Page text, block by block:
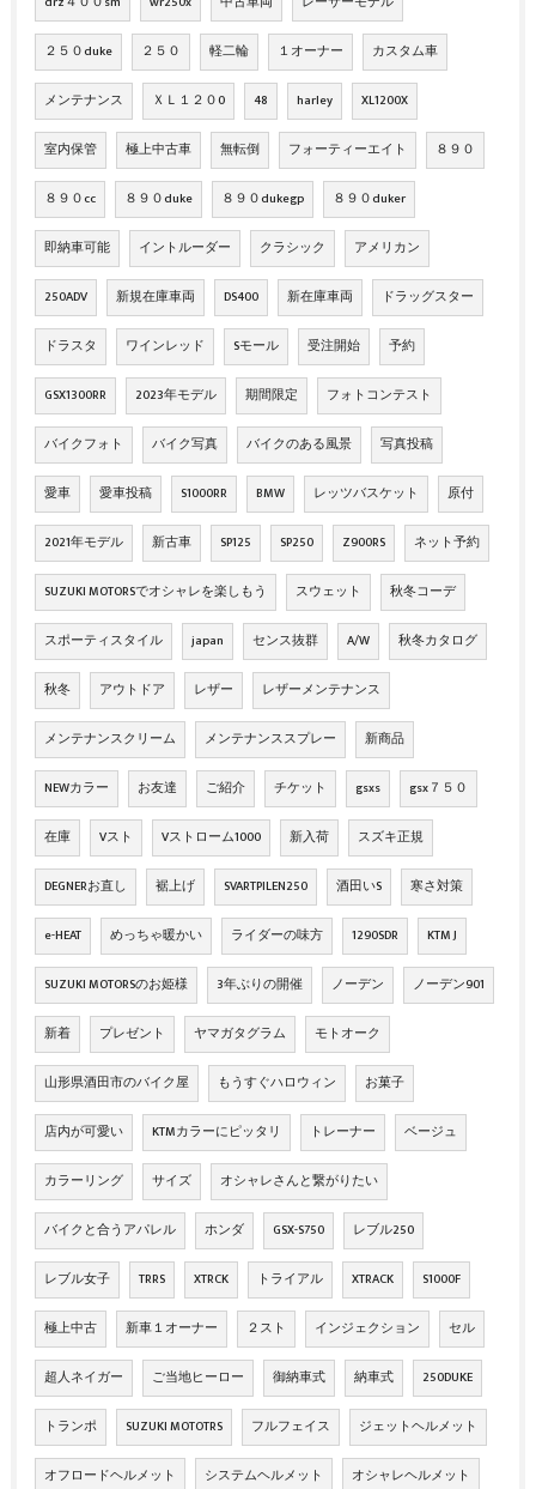
２５０duke ２５０ 軽二輪 １オーナー カスタム車
メンテナンス ＸＬ１２０0 48 harley XL1200X
室内保管 極上中古車 無転倒 フォーティーエイト ８９０
８９０cc ８９０duke ８９０dukegp ８９０duker
即納車可能 イントルーダー クラシック アメリカン
250ADV 新規在庫車両 DS400 新在庫車両 ドラッグスター
ドラスタ ワインレッド Sモール 受注開始 予約
GSX1300RR 2023年モデル 期間限定 フォトコンテスト
バイクフォト バイク写真 バイクのある風景 写真投稿
愛車 愛車投稿 S1000RR BMW レッツバスケット 原付
2021年モデル 新古車 SP125 SP250 Z900RS ネット予約
SUZUKI MOTORSでオシャレを楽しもう スウェット 秋冬コーデ
スポーティスタイル japan センス抜群 A/W 秋冬カタログ
秋冬 アウトドア レザー レザーメンテナンス
メンテナンスクリーム メンテナンススプレー 新商品
NEWカラー お友達 ご紹介 チケット gsxs gsx７５０
在庫 Vスト Vストローム1000 新入荷 スズキ正規
DEGNERお直し 裾上げ SVARTPILEN250 酒田いS 寒さ対策
e-HEAT めっちゃ暖かい ライダーの味方 1290SDR KTM J
SUZUKI MOTORSのお姫様 3年ぶりの開催 ノーデン ノーデン901
新着 プレゼント ヤマガタグラム モトオーク
山形県酒田市のバイク屋 もうすぐハロウィン お菓子
店内が可愛い KTMカラーにピッタリ トレーナー ベージュ
カラーリング サイズ オシャレさんと繋がりたい
バイクと合うアパレル ホンダ GSX-S750 レブル250
レブル女子 TRRS XTRCK トライアル XTRACK S1000F
極上中古 新車１オーナー ２スト インジェクション セル
超人ネイガー ご当地ヒーロー 御納車式 納車式 250DUKE
トランポ SUZUKI MOTOTRS フルフェイス ジェットヘルメット
オフロードヘルメット システムヘルメット オシャレヘルメット